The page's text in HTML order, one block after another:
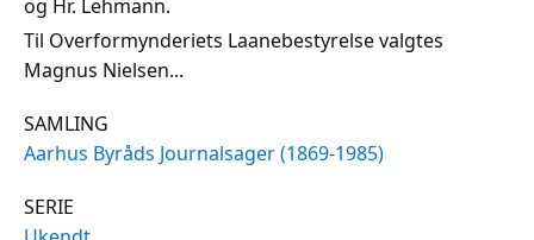
og Hr. Lehmann.
Til Overformynderiets Laanebestyrelse valgtes
Magnus Nielsen...
SAMLING
Aarhus Byråds Journalsager (1869-1985)
SERIE